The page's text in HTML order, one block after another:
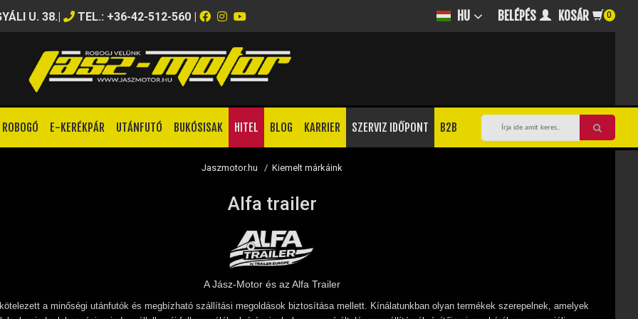
U. 38.| TEL.: +36-42-512-560 | HU BELÉPÉS KOSÁR 0
ROBOGÓ E-KERÉKPÁR UTÁNFUTÓ BUKÓSISAK HITEL BLOG KARRIER SZERVIZ IDŐPONT B2B
Jaszmotor.hu /Kiemelt márkáink
Alfa trailer
A Jász-Motor és az Alfa Trailer
a minőségi utánfutók és megbízható szállítási megoldások biztosítása mellett. Kínálatunkban olyan termékek szerepelnek, amelyek